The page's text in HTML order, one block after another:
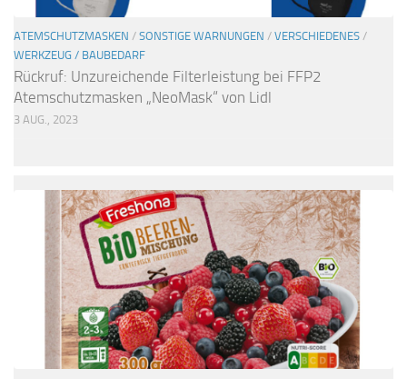
ATEMSCHUTZMASKEN / SONSTIGE WARNUNGEN / VERSCHIEDENES /
WERKZEUG / BAUBEDARF
Rückruf: Unzureichende Filterleistung bei FFP2
Atemschutzmasken „NeoMask“ von Lidl
3 AUG., 2023